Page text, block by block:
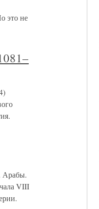
это не
Арабы.
VIII